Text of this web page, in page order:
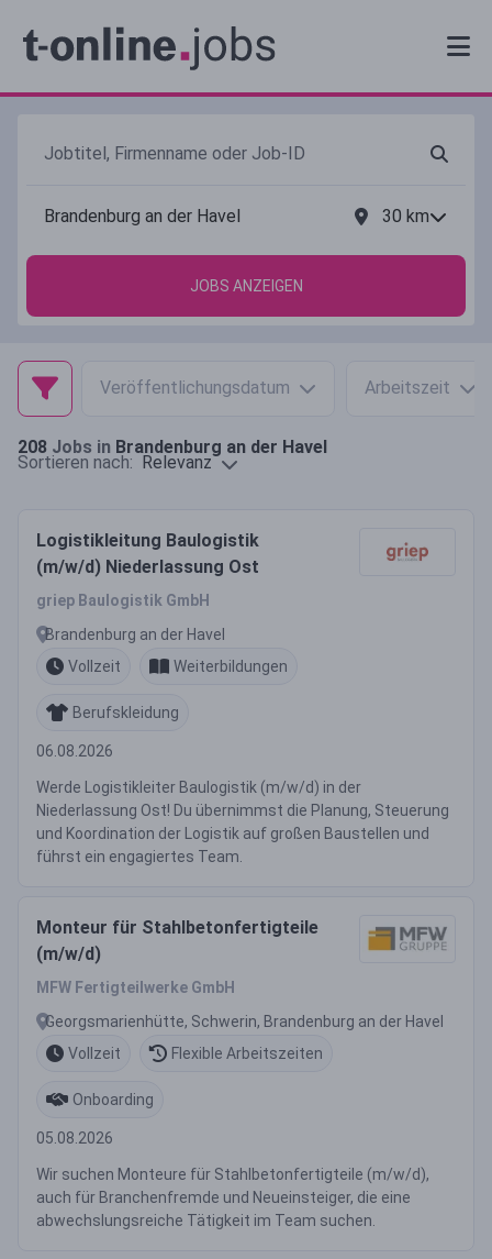
30 km
JOBS ANZEIGEN
Veröffentlichungsdatum Arbeitszeit
208 Jobs in Brandenburg an der Havel
Sortieren nach: Relevanz
Logistikleitung Baulogistik
(m/w/d) Niederlassung Ost
griep Baulogistik GmbH
Brandenburg an der Havel
Vollzeit
Weiterbildungen
Berufskleidung
06.08.2026
Werde Logistikleiter Baulogistik (m/w/d) in der
Niederlassung Ost! Du übernimmst die Planung, Steuerung
und Koordination der Logistik auf großen Baustellen und
führst ein engagiertes Team.
Monteur für Stahlbetonfertigteile
(m/w/d)
MFW Fertigteilwerke GmbH
Georgsmarienhütte, Schwerin, Brandenburg an der Havel
Vollzeit
Flexible Arbeitszeiten
Onboarding
05.08.2026
Wir suchen Monteure für Stahlbetonfertigteile (m/w/d),
auch für Branchenfremde und Neueinsteiger, die eine
abwechslungsreiche Tätigkeit im Team suchen.